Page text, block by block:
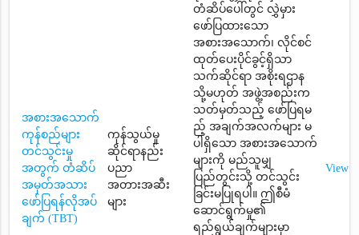
အစားအသောက်
ကုန်စည်များ
တင်သွင်းမှု
အတွက် တံဆိပ်
အမှတ်အသား
ဖော်ပြရန်လိုအပ်
ချက် (TBT)
ကုန်သွယ်မှု
ဆိုင်ရာနည်း
ပညာ
အတားအဆီး
များ
တံဆိပ်ပေါ်တွင် လွှဲမှား
ဖော်ပြထားသော
အစားအသောက်၊ လိုင်စင်
ထုတ်ပေးပိုင်ခွင့်ရှိသာ
သက်ဆိုင်ရာ အစိုးရဌာန
သို့မဟုတ် အဖွဲ့အစည်းက
သတ်မှတ်သည့် ဖော်ပြရမ
ည့် အချက်အလက်များ မ
ပါရှိသော အစားအသောက်
များကို မည်သူမျှ
ပြည်တွင်းသို့ တင်သွင်း
ခြင်းမပြုရပါ။ ဤစီမံ
ဆောင်ရွက်မှု၏
ရည်ရွယ်ချက်များမှာ
View